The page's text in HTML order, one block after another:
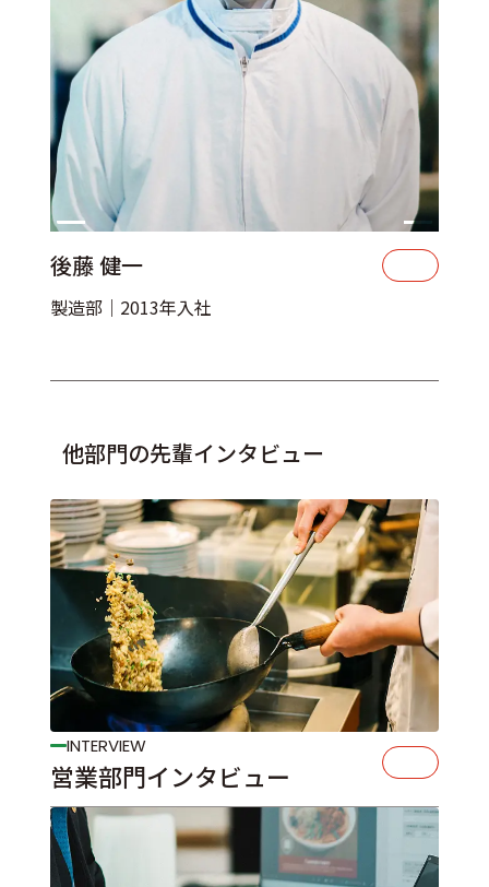
後藤 健一
製造部｜2013年入社
他部門の先輩インタビュー
INTERVIEW
営業部門インタビュー